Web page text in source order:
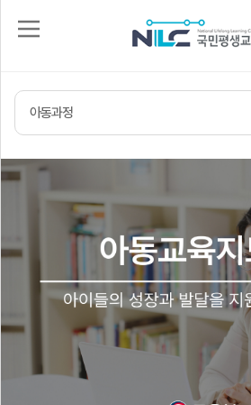
그
원
입
수
신
청
청
격
센
아동과정